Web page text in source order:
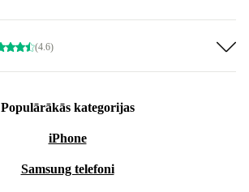
(4.6)
Populārākās kategorijas
iPhone
Samsung telefoni